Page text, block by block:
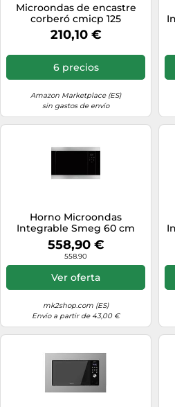
Microondas de encastre
corberó cmicp 125
210,10 €
6 precios
Amazon Marketplace (ES)
sin gastos de envío
Horno Microondas
Integrable Smeg 60 cm
Clásica FMI320X2 Acero
Inoxidable
558,90 €
558.90
Ver oferta
mk2shop.com (ES)
Envío a partir de 43,00 €